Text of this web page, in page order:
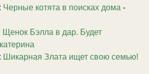
Черные котята в поисках дома -
Щенок Бэлла в дар. Будет
Шикарная Злата ищет свою семью!